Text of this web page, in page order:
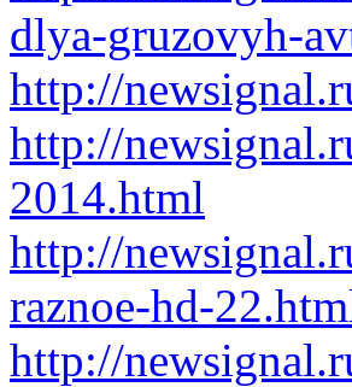
dlya-gruzovyh-
http://
http://
2014.html
http://
raznoe-hd-
http://